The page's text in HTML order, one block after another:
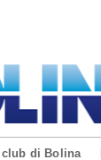
club di Bolina